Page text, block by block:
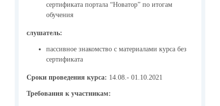
сертификата портала “Новатор” по итогам
обучения
слушатель:
пассивное знакомство с материалами курса без
сертификата
Сроки проведения курса: 14.08.- 01.10.2021
Требования к участникам: